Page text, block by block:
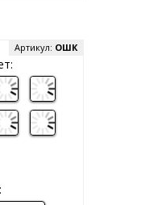
Артикул: ОШК